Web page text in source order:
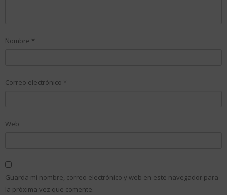
Nombre *
Correo electrónico *
Web
Guarda mi nombre, correo electrónico y web en este navegador para
la próxima vez que comente.